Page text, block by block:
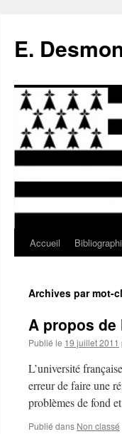
E.
Aller
contenu
Accueil
Archives par mot-
A propos de
Publié le 19 juillet 2011
L’université
erreur de faire une
problèmes de fond
Publié dans Non classé